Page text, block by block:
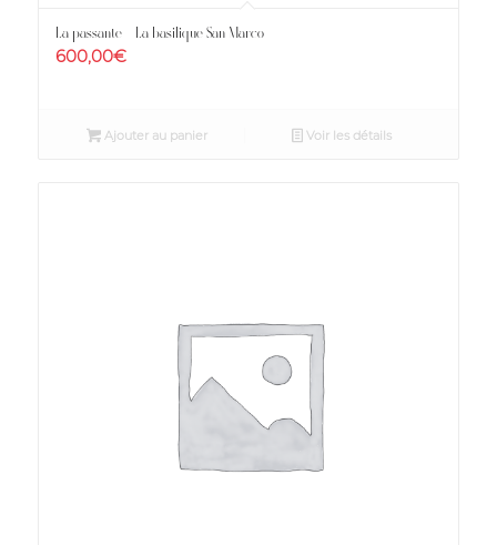
La passante – La basilique San Marco
600,00€
Ajouter au panier Voir les détails